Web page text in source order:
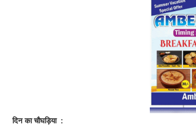
दिन का चौघड़िया :